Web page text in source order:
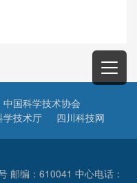
中国科学技术协会
学技术厅 四川科技网
邮编：610041 中心电话：